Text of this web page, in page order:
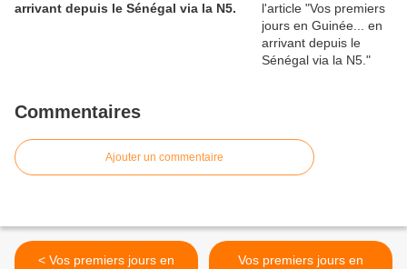
arrivant depuis le Sénégal via la N5.
Commentaires
Ajouter un commentaire
< Vos premiers jours en
Vos premiers jours en